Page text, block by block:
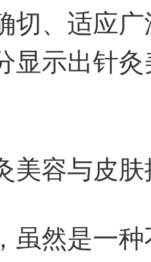
切、适应
显示出针
美容与皮
然是一种